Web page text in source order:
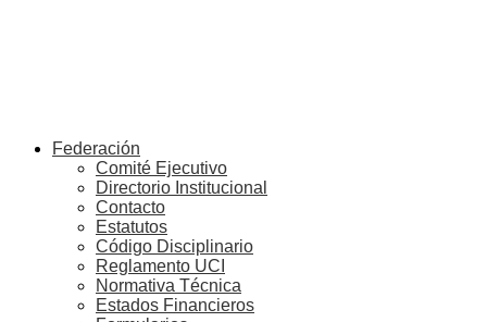
Federación
Comité Ejecutivo
Directorio Institucional
Contacto
Estatutos
Código Disciplinario
Reglamento UCI
Normativa Técnica
Estados Financieros